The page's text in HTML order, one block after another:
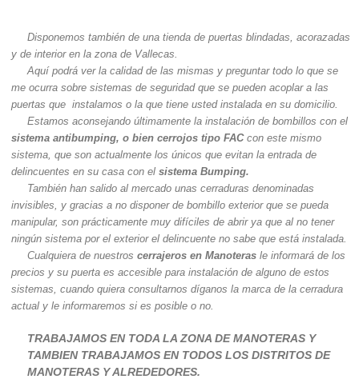
Disponemos también de una tienda de puertas blindadas, acorazadas
y de interior en la zona de Vallecas.
Aquí podrá ver la calidad de las mismas y preguntar todo lo que se
me ocurra sobre sistemas de seguridad que se pueden acoplar a las
puertas que instalamos o la que tiene usted instalada en su domicilio.
Estamos aconsejando últimamente la instalación de bombillos con el
sistema antibumping, o bien cerrojos tipo FACcon este mismo
sistema, que son actualmente los únicos que evitan la entrada de
delincuentes en su casa con el sistema Bumping.
También han salido al mercado unas cerraduras denominadas
invisibles, y gracias a no disponer de bombillo exterior que se pueda
manipular, son prácticamente muy difíciles de abrir ya que al no tener
ningún sistema por el exterior el delincuente no sabe que está instalada.
Cualquiera de nuestros cerrajeros en Manoteras le informará de los
precios y su puerta es accesible para instalación de alguno de estos
sistemas, cuando quiera consultarnos díganos la marca de la cerradura
actual y le informaremos si es posible o no.
TRABAJAMOS EN TODA LA ZONA DE MANOTERAS Y
TAMBIEN TRABAJAMOS EN TODOS LOS DISTRITOS DE
MANOTERAS Y ALREDEDORES.